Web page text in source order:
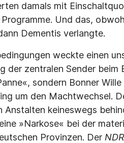
damals mit
Und das,
Dementis verlangte.
weckte einen
der zentralen Sender beim
sondern Bonner Wille
um den Machtwechsel.
keineswegs
»Narkose« bei der
Provinzen. Der NDR